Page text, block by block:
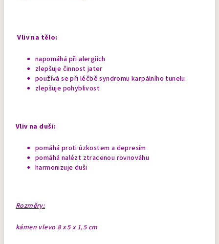
Vliv na tělo:
napomáhá při alergiích
zlepšuje činnost jater
používá se při léčbě syndromu karpálního tunelu
zlepšuje pohyblivost
Vliv na duši:
pomáhá proti úzkostem a depresím
pomáhá nalézt ztracenou rovnováhu
harmonizuje duši
Rozměry:
kámen vlevo 8 x 5 x 1,5 cm